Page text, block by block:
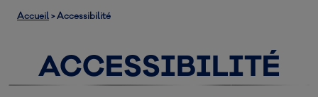
Accueil>Accessibilité
ACCESSIBILITÉ